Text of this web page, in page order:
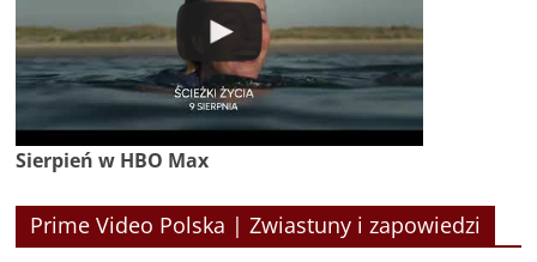
Sierpień w HBO Max
Prime Video Polska | Zwiastuny i zapowiedzi